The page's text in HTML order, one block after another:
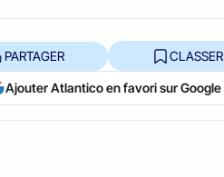
PARTAGER CLASSER
Ajouter Atlantico en favori sur Google